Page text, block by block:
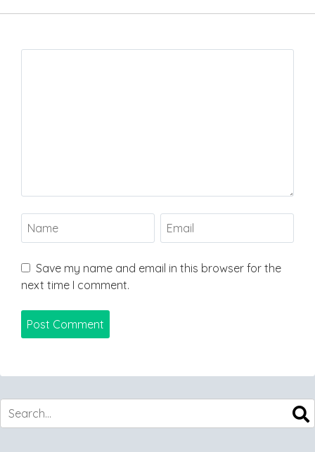
Save my name and email in this browser for the
next time I comment.